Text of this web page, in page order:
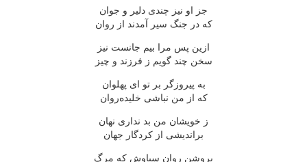
جز او نیز چندی دلیر و جوان
که در جنگ سیر آمدند از روان
ازین پس مرا بیم جانست نیز
سخن چند گویم ز فرزند و چیز
به پیروزگر بر تو ای پهلوان
که از من نباشی خلیده‌روان
ز خویشان من بد نداری نهان
براندیشی از کردگار جهان
بروشن روان سیاوش که مرگ